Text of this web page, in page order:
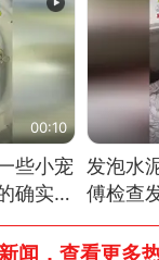
00:10
些小宠
确实有
发泡水
傅检查
风口未
闻，查看更多